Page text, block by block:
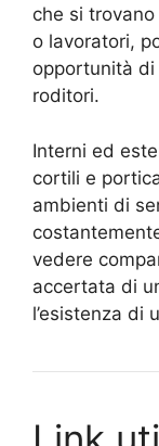
che si
o lavoratori,
opportunità
roditori.
Interni ed
cortili e
ambienti di
vedere
accertata di
l’esistenza di